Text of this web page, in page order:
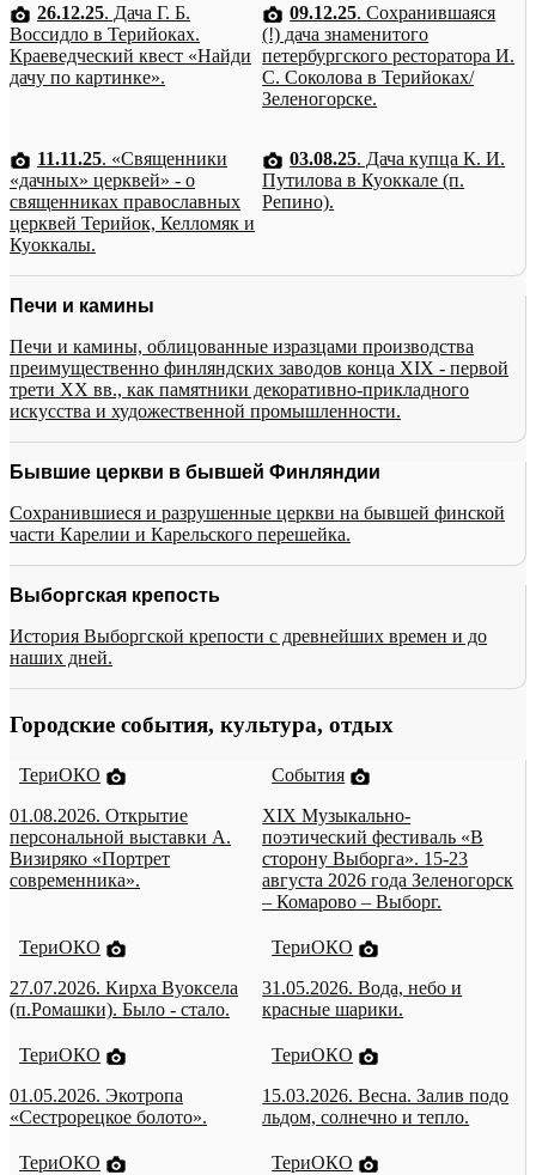
26.12.25. Дача Г. Б.
Воссидло в Терийоках.
Краеведческий квест «Найди
дачу по картинке».
09.12.25. Сохранившаяся
(!) дача знаменитого
петербургского ресторатора И.
С. Соколова в Терийоках/
Зеленогорске.
11.11.25. «Священники
«дачных» церквей» - о
священниках православных
церквей Терийок, Келломяк и
Куоккалы.
03.08.25. Дача купца К. И.
Путилова в Куоккале (п.
Репино).
Печи и камины
Печи и камины, облицованные изразцами производства
преимущественно финляндских заводов конца XIX - первой
трети XX вв., как памятники декоративно-прикладного
искусства и художественной промышленности.
Бывшие церкви в бывшей Финляндии
Сохранившиеся и разрушенные церкви на бывшей финской
части Карелии и Карельского перешейка.
Выборгская крепость
История Выборгской крепости с древнейших времен и до
наших дней.
Городские события, культура, отдых
ТериОКО
01.08.2026. Открытие
персональной выставки А.
Визиряко «Портрет
современника».
События
XIX Музыкально-
поэтический фестиваль «В
сторону Выборга». 15-23
августа 2026 года Зеленогорск
– Комарово – Выборг.
ТериОКО
27.07.2026. Кирха Вуоксела
(п.Ромашки). Было - стало.
ТериОКО
31.05.2026. Вода, небо и
красные шарики.
ТериОКО
01.05.2026. Экотропа
«Сестрорецкое болото».
ТериОКО
15.03.2026. Весна. Залив подо
льдом, солнечно и тепло.
ТериОКО
ТериОКО